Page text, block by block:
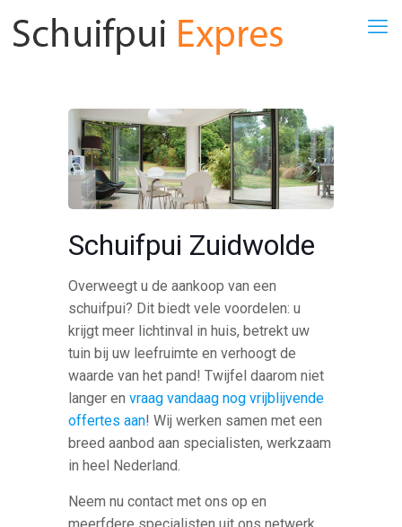
Schuifpui Zuidwolde
Overweegt u de aankoop van een
schuifpui? Dit biedt vele voordelen: u
krijgt meer lichtinval in huis, betrekt uw
tuin bij uw leefruimte en verhoogt de
waarde van het pand! Twijfel daarom niet
langer envraag vandaag nog vrijblijvende
offertes aan! Wij werken samen met een
breed aanbod aan specialisten, werkzaam
in heel Nederland.
Neem nu contact met ons op en